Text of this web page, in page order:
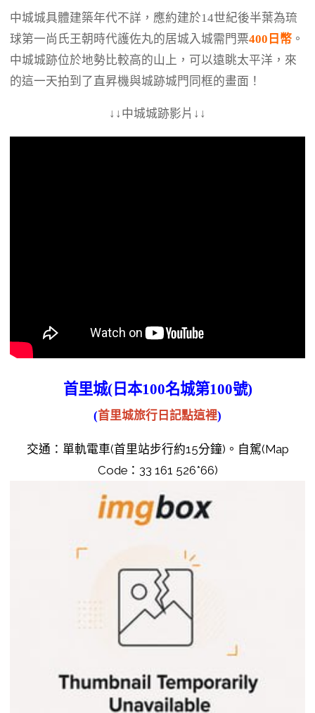
中城城具體建築年代不詳，應約建於14世紀後半葉為琉
球第一尚氏王朝時代護佐丸的居城入城需門票400日幣 。
中城城跡位於地勢比較高的山上，可以遠眺太平洋，來
的這一天拍到了直昇機與城跡城門同框的畫面！
↓↓中城城跡影片↓↓
首里城(日本100名城第100號)
(首里城旅行日記點這裡)
交通：單軌電車(首里站步行約15分鐘)。自駕(Map
Code：33 161 526*66)